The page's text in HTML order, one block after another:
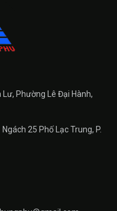
Lư, Phường Lê Đại Hành,
25 Phố Lạc Trung, P.